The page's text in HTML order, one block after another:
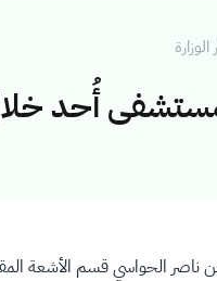
الوزارة
أُحد خلال
بن ناصر الحواسي قسم